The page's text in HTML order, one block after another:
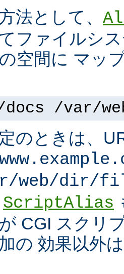
法として、
ファイルシ
空間に マッ
/var/
のときは、
web/dir/
ScriptAlias
CGI スクリ
の 効果以外